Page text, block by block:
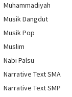
Muhammadiyah
Musik Dangdut
Musik Pop
Muslim
Nabi Palsu
Narrative Text SMA
Narrative Text SMP